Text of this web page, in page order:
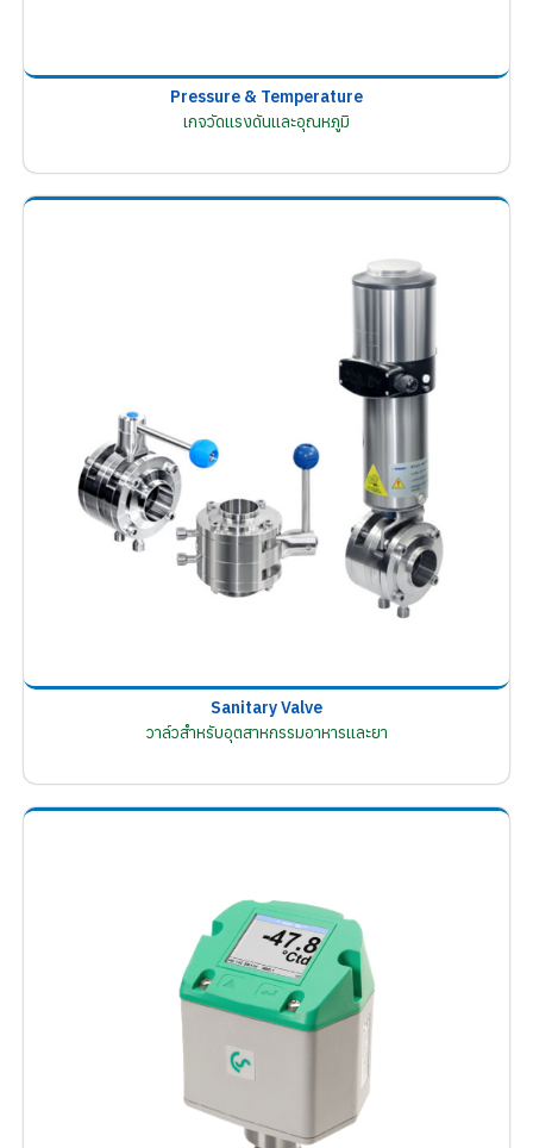
Pressure & Temperature
เกจวัดแรงดันและอุณหภูมิ
Sanitary Valve
วาล์วสำหรับอุตสาหกรรมอาหารและยา